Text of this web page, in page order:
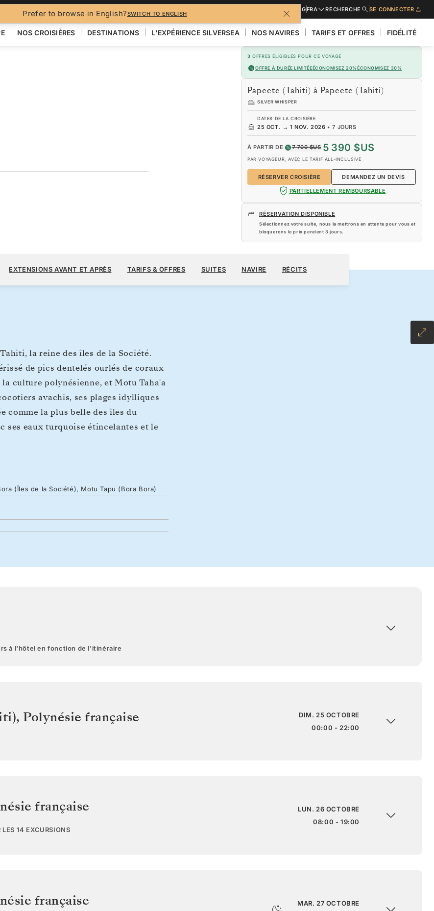
Prefer to browse in English?SWITCH TO ENGLISH
BLOGFRA RECHERCHE SE CONNECTER
NOS CROISIÈRES DESTINATIONS L'EXPÉRIENCE SILVERSEA NOS NAVIRES TARIFS ET OFFRES FIDÉLITÉ
3 OFFRES ÉLIGIBLES POUR CE VOYAGE
OFFRE À DURÉE LIMITÉEÉCONOMISEZ 20%ÉCONOMISEZ 30%
Papeete (Tahiti) à Papeete (Tahiti)
SILVER WHISPER
DATES DE LA CROISIÈRE
25 OCT. → 1 NOV. 2026 •7 JOURS
À PARTIR DE 7 700 $US 5 390 $US
PAR VOYAGEUR, AVEC LE TARIF ALL-INCLUSIVE
RÉSERVER CROISIÈRE
DEMANDEZ UN DEVIS
PARTIELLEMENT REMBOURSABLE
RÉSERVATION DISPONIBLE
Sélectionnez votre suite, nous la mettrons en attente pour vous et
bloquerons le prix pendent3 jours.
7 JOURS
PAR VOYAGEUR, AVEC LE TARIF ALL-INCLUSIVE
RÉSERVER CROISIÈRE
EXTENSIONS AVANT ET APRÈS TARIFS & OFFRES SUITES NAVIRE RÉCITS
la reine des îles de la Société.
de pics dentelés ourlés de coraux
culture polynésienne, et Motu Taha'a
avachis, ses plages idylliques
comme la plus belle des îles du
ses eaux turquoise étincelantes et le
(Îles de la Société), Motu Tapu (Bora Bora)
à l'hôtel en fonction de l'itinéraire
, Polynésie française
DIM. 25 OCTOBRE
00:00 - 22:00
française
LES 14 EXCURSIONS
LUN. 26 OCTOBRE
08:00 - 19:00
française
MAR. 27 OCTOBRE